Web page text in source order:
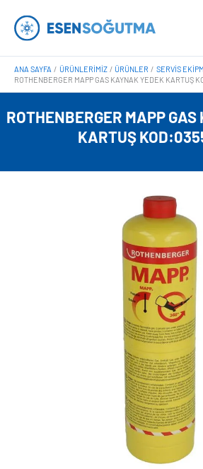
atla
ANA SAYFA ÜRÜNLERIMIZ ÜRÜNLER
SERVIS
ROTHENBERGER MAPP GAS KAYNAK YEDEK KARTUŞ
ROTHENBERGER MAPP
KARTUŞ